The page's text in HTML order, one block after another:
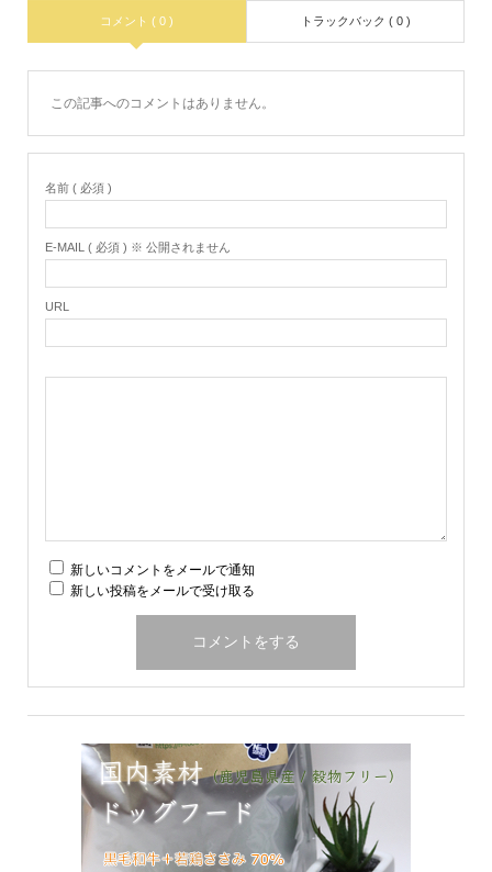
コメント ( 0 ) トラックバック ( 0 )
この記事へのコメントはありません。
名前 ( 必須 )
E-MAIL ( 必須 ) ※ 公開されません
URL
新しいコメントをメールで通知
新しい投稿をメールで受け取る